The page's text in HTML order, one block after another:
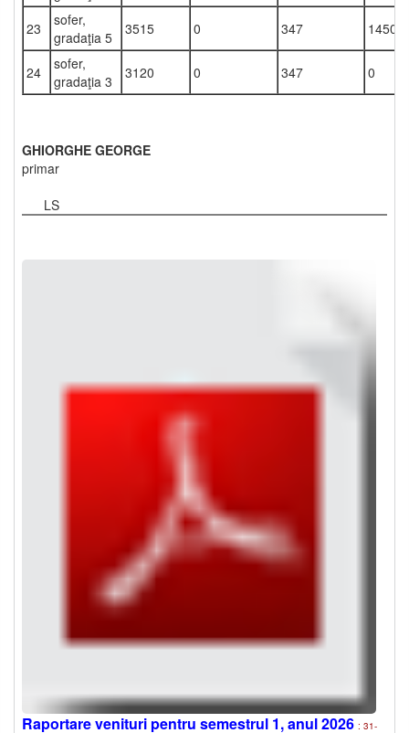
23
sofer,
gradaţia 5
3515 0 347 1450
24
sofer,
gradaţia 3
3120 0 347 0
GHIORGHE GEORGE
primar
LS
Raportare venituri pentru semestrul 1, anul 2026 : 31-